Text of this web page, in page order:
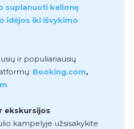
suplanuoti kelionę
idėjos iki išvykimo
ir populiariausių
Booking.com,
ekskursijos
kampelyje užsisakykite